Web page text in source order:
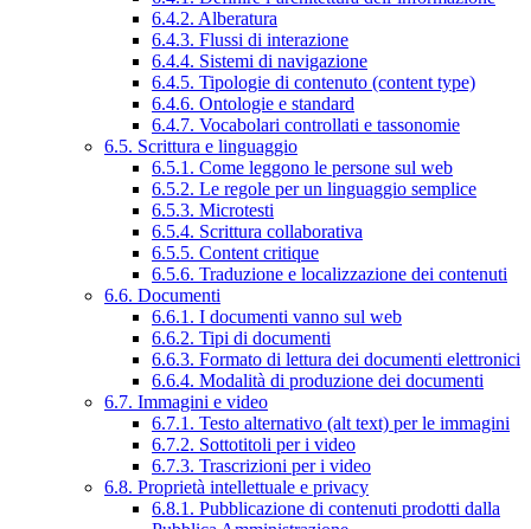
6.4.2. Alberatura
6.4.3. Flussi di interazione
6.4.4. Sistemi di navigazione
6.4.5. Tipologie di contenuto (content type)
6.4.6. Ontologie e standard
6.4.7. Vocabolari controllati e tassonomie
6.5. Scrittura e linguaggio
6.5.1. Come leggono le persone sul web
6.5.2. Le regole per un linguaggio semplice
6.5.3. Microtesti
6.5.4. Scrittura collaborativa
6.5.5. Content critique
6.5.6. Traduzione e localizzazione dei contenuti
6.6. Documenti
6.6.1. I documenti vanno sul web
6.6.2. Tipi di documenti
6.6.3. Formato di lettura dei documenti elettronici
6.6.4. Modalità di produzione dei documenti
6.7. Immagini e video
6.7.1. Testo alternativo (alt text) per le immagini
6.7.2. Sottotitoli per i video
6.7.3. Trascrizioni per i video
6.8. Proprietà intellettuale e privacy
6.8.1. Pubblicazione di contenuti prodotti dalla